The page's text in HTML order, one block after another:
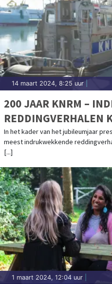
14 maart 2024, 8:25 uur
200 JAAR KNRM –
REDDINGVERHALEN
PODCASTSERIE MET
In het kader van het jubileumjaar
meest indrukwekkende
[...]
1 maart 2024, 12:04 uur